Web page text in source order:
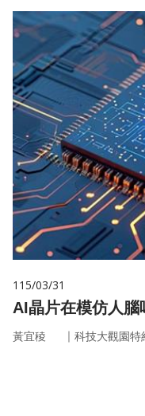
115/03/31
AI晶片在模仿人
黃宜稜 ｜ 科技大觀園特